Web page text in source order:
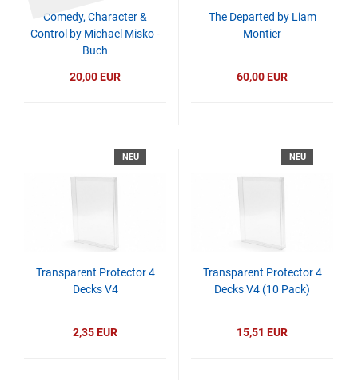
Comedy, Character &
Control by Michael Misko -
Buch
20,00 EUR
The Departed by Liam
Montier
60,00 EUR
NEU
Transparent Protector 4
Decks V4
2,35 EUR
NEU
Transparent Protector 4
Decks V4 (10 Pack)
15,51 EUR